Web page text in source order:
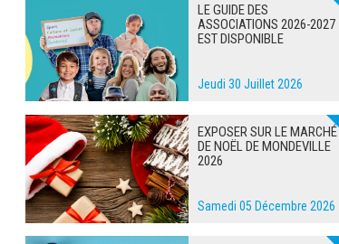
LE GUIDE DES
ASSOCIATIONS 2026-2027
EST DISPONIBLE
Jeudi 30 Juillet 2026
EXPOSER SUR LE MARCHÉ
DE NOËL DE MONDEVILLE
2026
Samedi 05 Décembre 2026